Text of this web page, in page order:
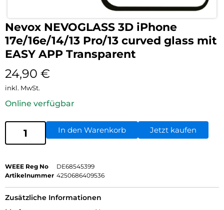
Nevox NEVOGLASS 3D iPhone
17e/16e/14/13 Pro/13 curved glass mit
EASY APP Transparent
24,90 €
inkl. MwSt.
Online verfügbar
In den Warenkorb Jetzt kaufen
WEEE Reg No
DE68545399
Artikelnummer 4250686409536
Zusätzliche Informationen